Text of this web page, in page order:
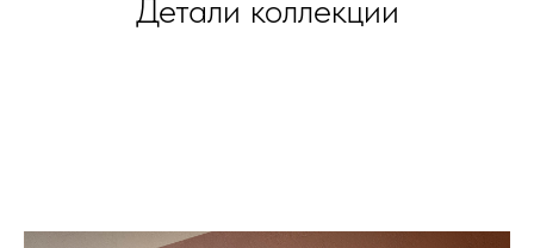
Детали коллекции